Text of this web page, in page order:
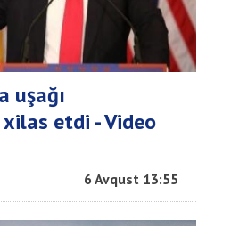
uşağı
xilas etdi - Video
6 Avqust 13:55